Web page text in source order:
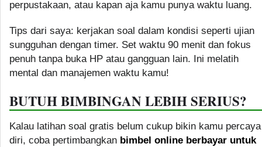
perpustakaan, atau kapan aja kamu punya waktu luang.
Tips dari saya: kerjakan soal dalam kondisi seperti ujian
sungguhan dengan timer. Set waktu 90 menit dan fokus
penuh tanpa buka HP atau gangguan lain. Ini melatih
mental dan manajemen waktu kamu!
BUTUH BIMBINGAN LEBIH SERIUS?
Kalau latihan soal gratis belum cukup bikin kamu percaya
diri, coba pertimbangkan bimbel online berbayar untuk